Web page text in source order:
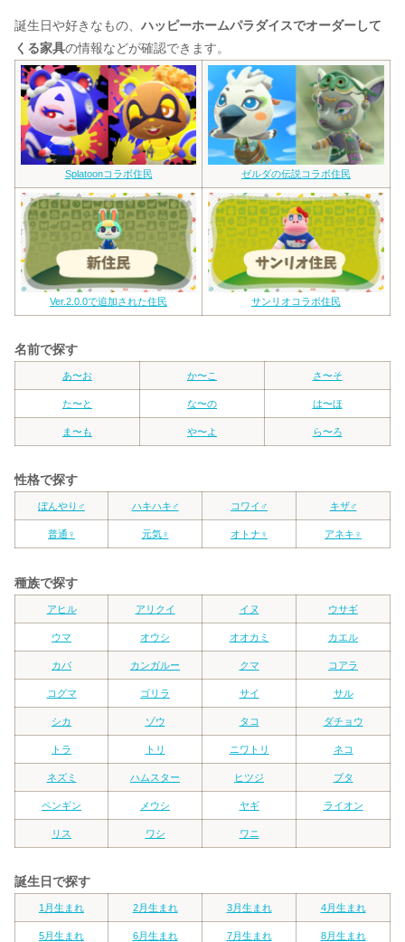
誕生日や好きなもの、 ハッピーホームパラダイスでオーダーして
くる家具の情報などが確認できます。
Splatoonコラボ住民 ゼルダの伝説コラボ住民
Ver.2.0.0で追加された住民 サンリオコラボ住民
名前で探す
あ〜お か〜こ さ〜そ
た〜と な〜の は〜ほ
ま〜も や〜よ ら〜ろ
性格で探す
ぼんやり♂ ハキハキ♂ コワイ♂ キザ♂
普通♀ 元気♀ オトナ♀ アネキ♀
種族で探す
アヒル アリクイ イヌ ウサギ
ウマ オウシ オオカミ カエル
カバ カンガルー クマ コアラ
コグマ ゴリラ サイ サル
シカ ゾウ タコ ダチョウ
トラ トリ ニワトリ ネコ
ネズミ ハムスター ヒツジ ブタ
ペンギン メウシ ヤギ ライオン
リス ワシ ワニ
誕生日で探す
1月生まれ 2月生まれ 3月生まれ 4月生まれ
5月生まれ 6月生まれ 7月生まれ 8月生まれ